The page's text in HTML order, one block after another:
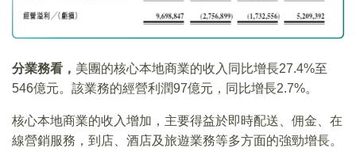
分業務看， 美團的核心本地商業的收入同比增長27.4%至
546億元。該業務的經營利潤97億元，同比增長2.7%。
核心本地商業的收入增加，主要得益於即時配送、佣金、在
線營銷服務，到店、酒店及旅遊業務等多方面的強勁增長。